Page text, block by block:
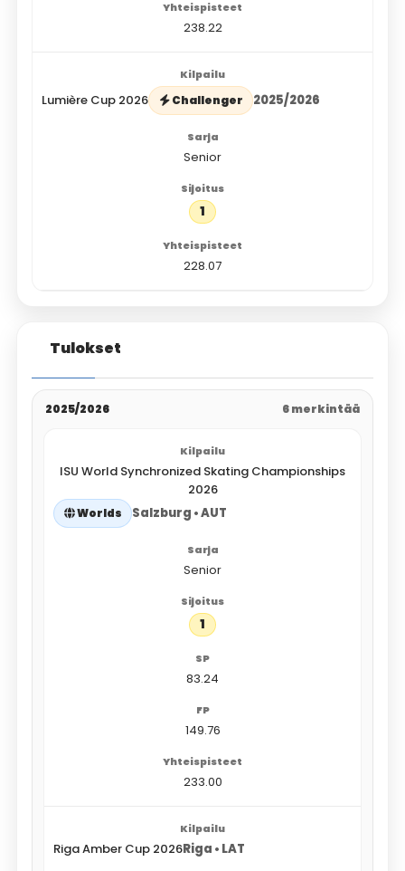
238.22
Lumière Cup 2026 Challenger 2025/2026
Senior
1
228.07
Tulokset
2025/2026 6 merkintää
ISU World Synchronized Skating Championships
2026
Worlds Salzburg • AUT
Senior
1
83.24
149.76
233.00
Riga Amber Cup 2026Riga • LAT